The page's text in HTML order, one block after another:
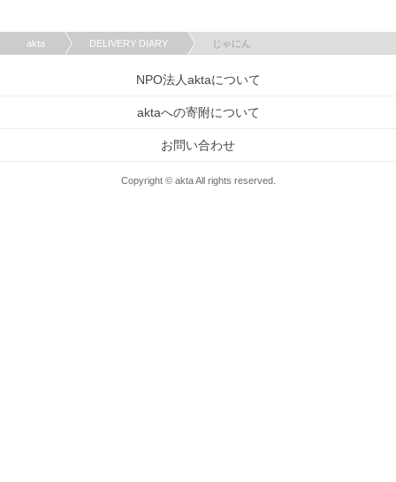
akta DELIVERY DIARY じゃにん
NPO法人aktaについて
aktaへの寄附について
お問い合わせ
Copyright © akta All rights reserved.